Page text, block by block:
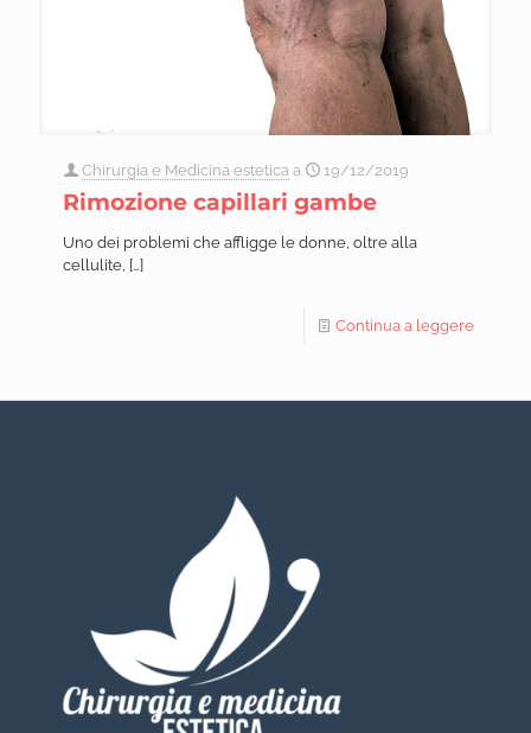
Chirurgia e Medicina estetica a 19/12/2019
Rimozione capillari gambe
Uno dei problemi che affligge le donne, oltre alla
cellulite, […]
Continua a leggere